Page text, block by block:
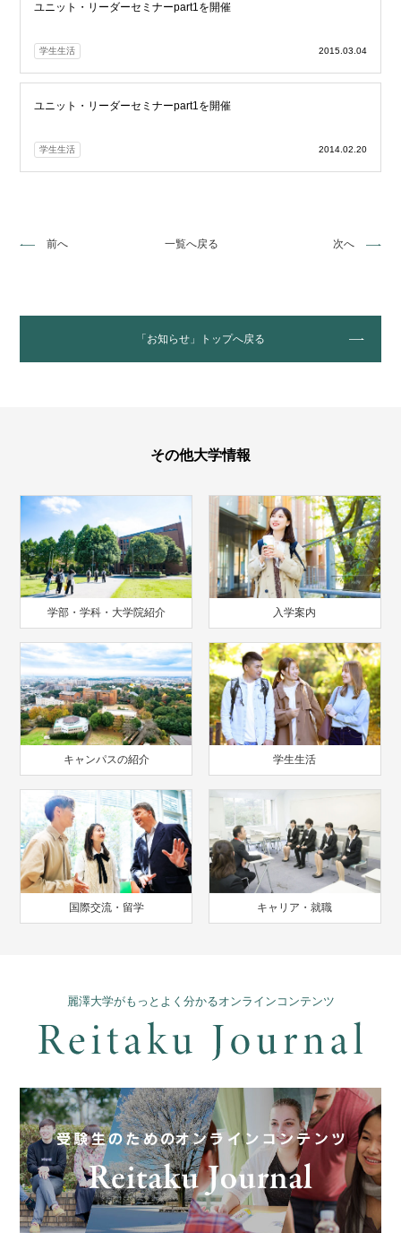
ユニット・リーダーセミナーpart1を開催
学生生活 2015.03.04
ユニット・リーダーセミナーpart1を開催
学生生活 2014.02.20
前へ 一覧へ戻る 次へ
「お知らせ」トップへ戻る
その他大学情報
学部・学科・大学院紹介 入学案内
キャンパスの紹介 学生生活
国際交流・留学 キャリア・就職
麗澤大学がもっとよく分かるオンラインコンテンツ